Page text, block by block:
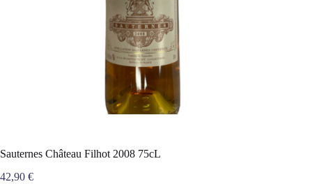
Sauternes Château Filhot 2008 75cL
42,90 €